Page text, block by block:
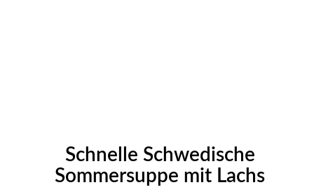
Schnelle Schwedische
Sommersuppe mit Lachs